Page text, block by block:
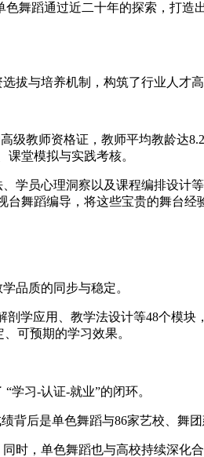
舞蹈通过近二十年的探索，打
拔与培养机制，构筑了行业人才高
教师资格证，教师平均教龄达
堂模拟与实践考核。
员心理洞察以及课程编排设计
舞蹈编导，将这些宝贵的舞台经
品质的同步与稳定。
学应用、教学法设计等48个模
可预期的学习效果。
习-认证-就业”的闭环。
后是单色舞蹈与86家艺校、舞
时，单色舞蹈也与高校持续深化